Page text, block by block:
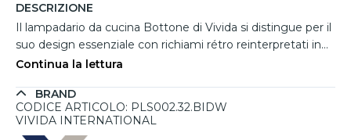
DESCRIZIONE
Il lampadario da cucina Bottone di Vivida si distingue per il
suo design essenziale con richiami rétro reinterpretati in
chiave contemporanea. La struttura in alluminio bianco
compatta, caratterizzata da un diffusore tondeggiante dal
diametro di 35 cm che crea un effetto elegante e
Continua la lettura
BRAND
CODICE ARTICOLO: PLS002.32.BIDW
VIVIDA INTERNATIONAL